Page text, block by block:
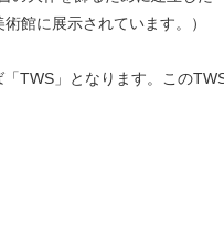
館に展示されています。）
TWS」となります。この